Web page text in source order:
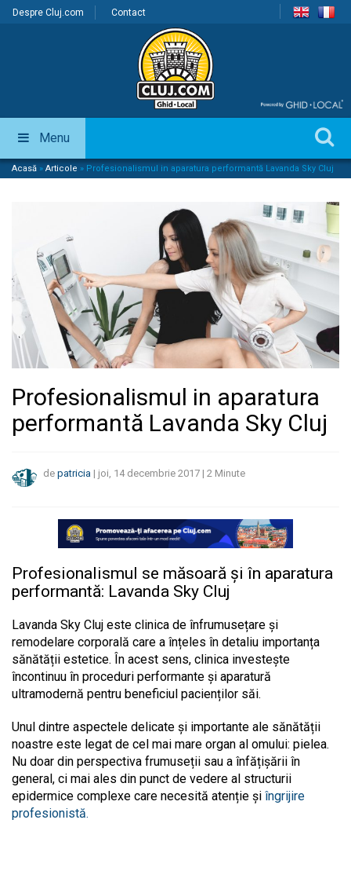
Despre Cluj.com Contact
Menu
Acasă » Articole » Profesionalismul in aparatura performantă Lavanda Sky Cluj
Profesionalismul in aparatura
performantă Lavanda Sky Cluj
de patricia | joi, 14 decembrie 2017 | 2 Minute
Profesionalismul se măsoară și în aparatura
performantă: Lavanda Sky Cluj
Lavanda Sky Cluj este clinica de înfrumusețare și
remodelare corporală care a înțeles în detaliu importanța
sănătății estetice. În acest sens, clinica investește
încontinuu în proceduri performante și aparatură
ultramodernă pentru beneficiul pacienților săi.
Unul dintre aspectele delicate și importante ale sănătății
noastre este legat de cel mai mare organ al omului: pielea.
Nu doar din perspectiva frumuseții sau a înfățișării în
general, ci mai ales din punct de vedere al structurii
epidermice complexe care necesită atenție și îngrijire
profesionistă.